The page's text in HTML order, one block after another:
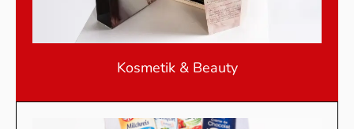
Kosmetik & Beauty